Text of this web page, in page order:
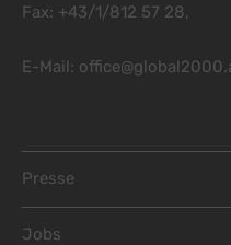
Fax: +43/1/812 57 28,
E-Mail:
Presse
Jobs